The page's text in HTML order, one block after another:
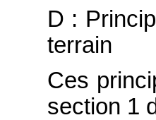
D :
terrain
Ces
section 1